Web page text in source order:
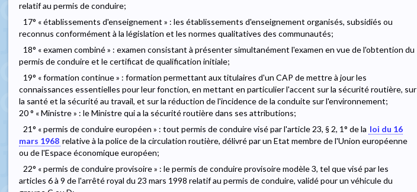
relatif au permis de conduire;
17° « établissements d'enseignement » : les établissements d'enseignement organisés, subsidiés ou
reconnus conformément à la législation et les normes qualitatives des communautés;
18° « examen combiné » : examen consistant à présenter simultanément l'examen en vue de l'obtention du
permis de conduire et le certificat de qualification initiale;
19° « formation continue » : formation permettant aux titulaires d'un CAP de mettre à jour les
connaissances essentielles pour leur fonction, en mettant en particulier l'accent sur la sécurité routière, sur
la santé et la sécurité au travail, et sur la réduction de l'incidence de la conduite sur l'environnement;
20 ° « Ministre » : le Ministre qui a la sécurité routière dans ses attributions;
21° « permis de conduire européen » : tout permis de conduire visé par l'article 23, § 2, 1° de la loi du 16
mars 1968 relative à la police de la circulation routière, délivré par un Etat membre de l'Union européenne
ou de l'Espace économique européen;
22° « permis de conduire provisoire » : le permis de conduire provisoire modèle 3, tel que visé par les
articles 6 à 9 de l'arrêté royal du 23 mars 1998 relatif au permis de conduire, validé pour un véhicule du